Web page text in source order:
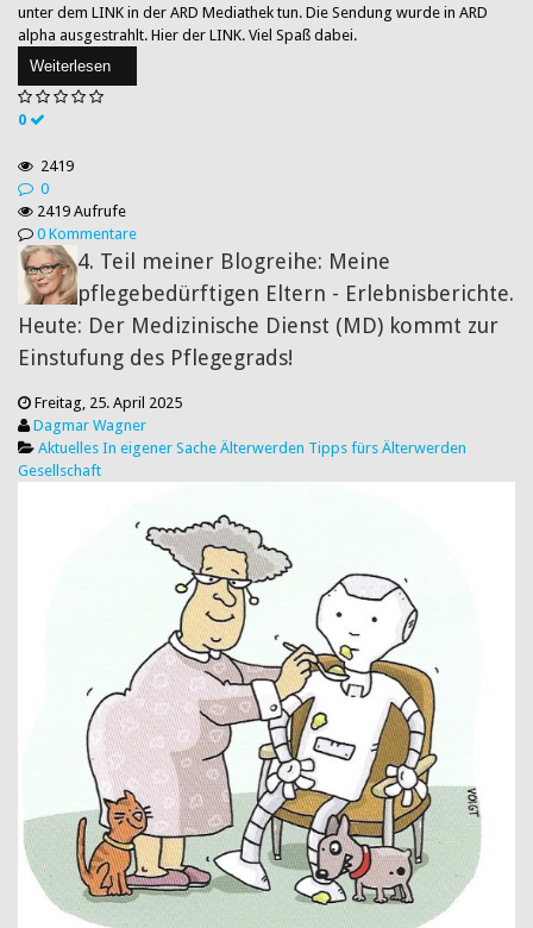
unter dem LINK in der ARD Mediathek tun. Die Sendung wurde in ARD
alpha ausgestrahlt. Hier der LINK. Viel Spaß dabei.
Weiterlesen
0
2419
0
2419 Aufrufe
0 Kommentare
4. Teil meiner Blogreihe: Meine
pflegebedürftigen Eltern - Erlebnisberichte.
Heute: Der Medizinische Dienst (MD) kommt zur
Einstufung des Pflegegrads!
Freitag, 25. April 2025
Dagmar Wagner
Aktuelles In eigener Sache Älterwerden Tipps fürs Älterwerden
Gesellschaft